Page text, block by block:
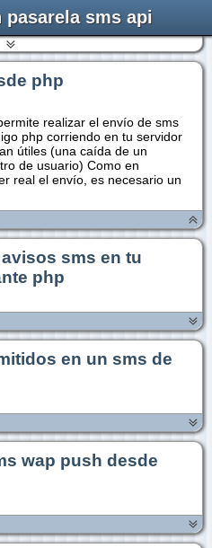
pasarela sms api
php
realizar el envío de sms
php corriendo en tu servidor
útiles (una caída de un
de usuario) Como en
real el envío, es necesario un
sms en tu
php
en un sms de
wap push desde